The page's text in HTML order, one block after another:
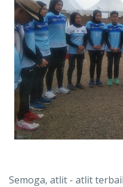
Semoga, atlit - atlit